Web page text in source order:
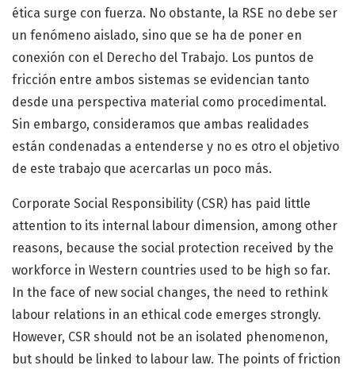
ética surge con fuerza. No obstante, la RSE no debe ser
un fenómeno aislado, sino que se ha de poner en
conexión con el Derecho del Trabajo. Los puntos de
fricción entre ambos sistemas se evidencian tanto
desde una perspectiva material como procedimental.
Sin embargo, consideramos que ambas realidades
están condenadas a entenderse y no es otro el objetivo
de este trabajo que acercarlas un poco más.
Corporate Social Responsibility (CSR) has paid little
attention to its internal labour dimension, among other
reasons, because the social protection received by the
workforce in Western countries used to be high so far.
In the face of new social changes, the need to rethink
labour relations in an ethical code emerges strongly.
However, CSR should not be an isolated phenomenon,
but should be linked to labour law. The points of friction